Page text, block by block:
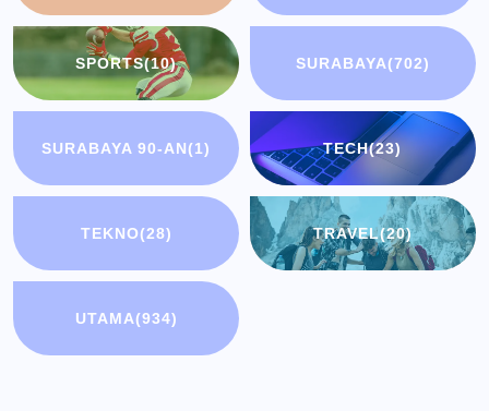
SPORTS(10) SURABAYA(702)
SURABAYA 90-AN(1) TECH(23)
TEKNO(28) TRAVEL(20)
UTAMA(934)